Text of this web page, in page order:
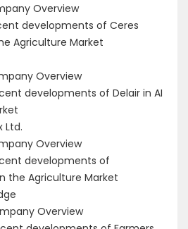
Overview
of Ceres
Agriculture Market
Overview
of Delair in AI
Overview
of
the Agriculture Market
Overview